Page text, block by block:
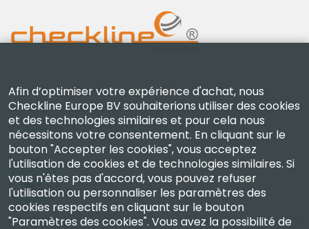
Checkline Europe B.V. — spécialistes de la fourniture,
de l'étalonnage, de la certification et de la réparation
d'instruments de mesure de haute précision.
Entreprise
Afin d’optimiser votre expérience d'achat, nous
Checkline Europe BV souhaiterions utiliser des cookies
et des technologies similaires et pour cela nous
nécessitons votre consentement. En cliquant sur le
bouton "Accepter les cookies", vous acceptez
l'utilisation de cookies et de technologies similaires. Si
vous n'êtes pas d'accord, vous pouvez refuser
l'utilisation ou personnaliser les paramètres des
cookies respectifs en cliquant sur le bouton
"Paramètres des cookies". Vous avez la possibilité de